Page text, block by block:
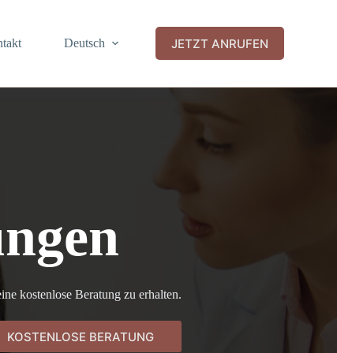
Deutsch JETZT ANRUFEN
kostenlose Beratung zu erhalten.
KOSTENLOSE BERATUNG